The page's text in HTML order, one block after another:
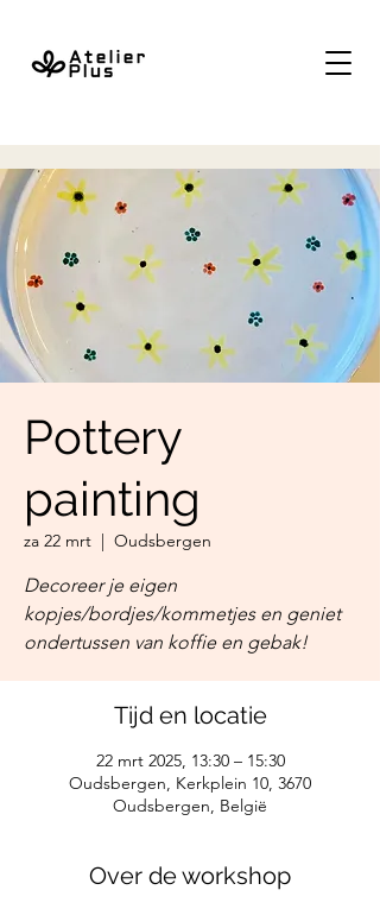
Pottery
painting
za 22 mrt
  |
Oudsbergen
Decoreer je eigen
kopjes/bordjes/kommetjes en geniet
ondertussen van koffie en gebak!
Tijd en locatie
22 mrt 2025, 13:30 – 15:30
Oudsbergen, Kerkplein 10, 3670
Oudsbergen, België
Over de workshop